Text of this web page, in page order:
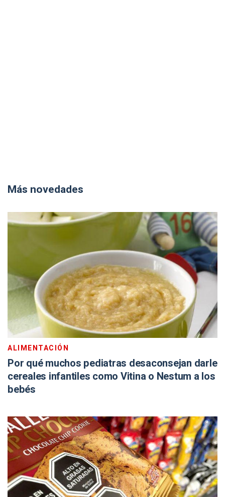
Más novedades
ALIMENTACIÓN
Por qué muchos pediatras desaconsejan darle
cereales infantiles como Vitina o Nestum a los
bebés